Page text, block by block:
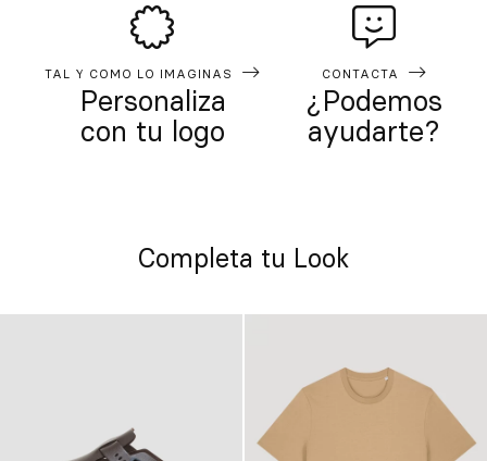
TAL Y COMO LO IMAGINAS
Personaliza
con tu logo
CONTACTA
¿Podemos
ayudarte?
Completa tu Look